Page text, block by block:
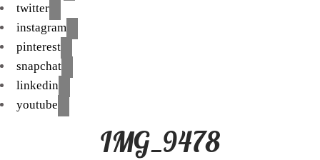
twitter
instagram
pinterest
snapchat
linkedin
youtube
IMG_9478